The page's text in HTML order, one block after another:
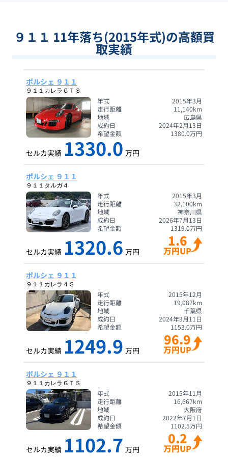
９１１ 11年落ち(2015年式)の高額買
取実績
ポルシェ ９１１
９１１カレラＧＴＳ
年式
2015年3月
走行距離
11,140km
地域
広島県
成約日
2024年2月13日
希望金額
1380.0万円
セルカ実績 1330.0 万円
ポルシェ ９１１
９１１タルガ４
年式
2015年3月
走行距離
32,100km
地域
神奈川県
成約日
2026年7月13日
希望金額
1319.0万円
セルカ実績 1320.6 万円
1.6
万円UP
ポルシェ ９１１
９１１カレラ４Ｓ
年式
2015年12月
走行距離
19,087km
地域
千葉県
成約日
2024年3月11日
希望金額
1153.0万円
セルカ実績 1249.9 万円
96.9
万円UP
ポルシェ ９１１
９１１カレラＧＴＳ
年式
2015年11月
走行距離
16,667km
地域
大阪府
成約日
2022年7月1日
希望金額
1102.5万円
セルカ実績 1102.7 万円
0.2
万円UP